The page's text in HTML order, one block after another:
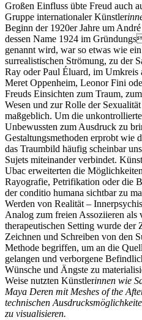
Großen Einfluss übte Freud auch
Gruppe internationaler Künstler
Beginn der 1920er Jahre um
dessen Name 1924 im
genannt wird, war so etwas wie
surrealistischen Strömung, zu der
Ray oder Paul Éluard, im
Meret Oppenheim, Leonor Fini
Freuds Einsichten zum Traum,
Wesen und zur Rolle der
maßgeblich. Um die
Unbewussten zum Ausdruck zu
Gestaltungsmethoden erprobt wie
das Traumbild häufig scheinbar
Sujets miteinander verbindet.
Ubac erweiterten die
Rayografie, Petrifikation oder die
der conditio humana sichtbar zu
Werden von Realität –
Analog zum freien Assoziieren als
therapeutischen Setting wurde der
Zeichnen und Schreiben von den
Methode begriffen, um an die
gelangen und verborgene
Wünsche und Ängste zu
Weise nutzten Künstlerinnen wie
Maya Deren mit Meshes of the
technischen
zu visualisieren.